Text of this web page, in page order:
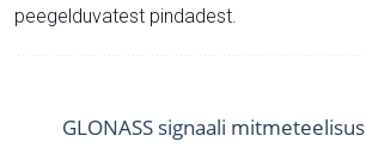
peegelduvatest pindadest.
GLONASS signaali mitmeteelisus